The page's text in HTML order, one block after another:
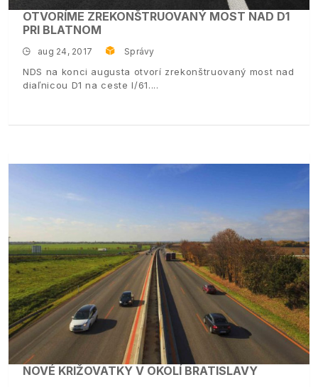
OTVORÍME ZREKONŠTRUOVANÝ MOST NAD D1
PRI BLATNOM
aug 24, 2017 Správy
NDS na konci augusta otvorí zrekonštruovaný most nad
diaľnicou D1 na ceste I/61.
NOVÉ KRIŽOVATKY V OKOLÍ BRATISLAVY